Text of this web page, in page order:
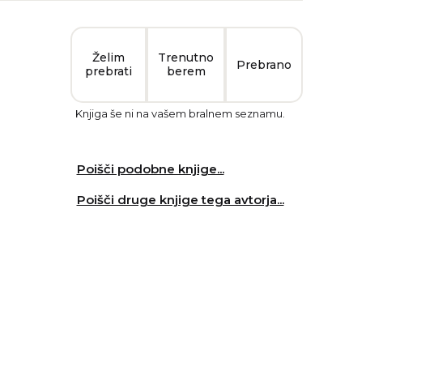
Želim
prebrati
Trenutno
berem
Prebrano
Knjiga še ni na vašem bralnem seznamu.
Poišči podobne knjige...
Poišči druge knjige tega avtorja...